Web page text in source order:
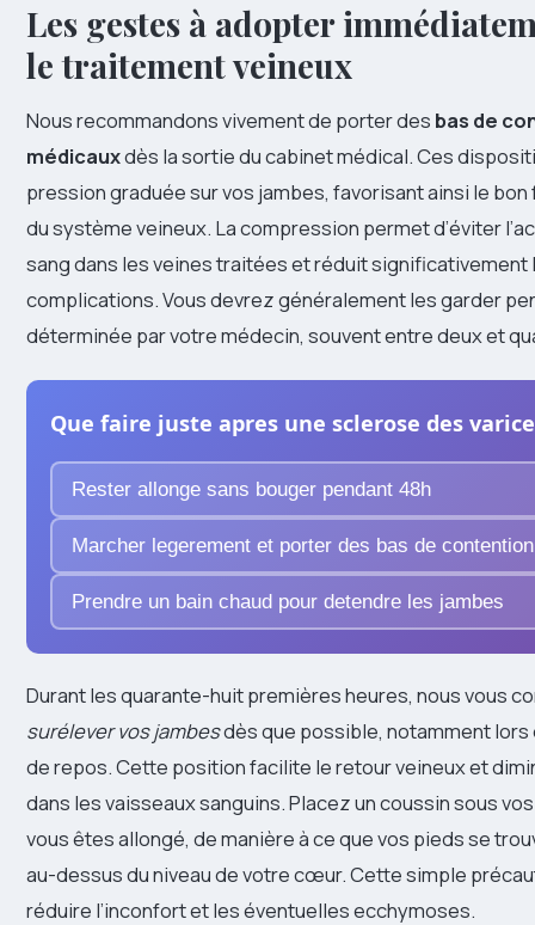
Les gestes à adopter
le traitement veineux
Nous recommandons vivement de porter des bas de
médicauxdès la sortie du cabinet médical. Ces
pression graduée sur vos jambes, favorisant ainsi le
du système veineux. La compression permet d’éviter
sang dans les veines traitées et réduit significativement
complications. Vous devrez généralement les garder
déterminée par votre médecin, souvent entre deux et
Que faire juste apres une sclerose des
Rester allonge sans bouger pendant 48h
Marcher legerement et porter des bas de contention
Prendre un bain chaud pour detendre les jambes
Durant les quarante-huit premières heures, nous vous
surélever vos jambesdès que possible, notamment
de repos. Cette position facilite le retour veineux et
dans les vaisseaux sanguins. Placez un coussin sous
vous êtes allongé, de manière à ce que vos pieds se
au-dessus du niveau de votre cœur. Cette simple
réduire l’inconfort et les éventuelles ecchymoses.